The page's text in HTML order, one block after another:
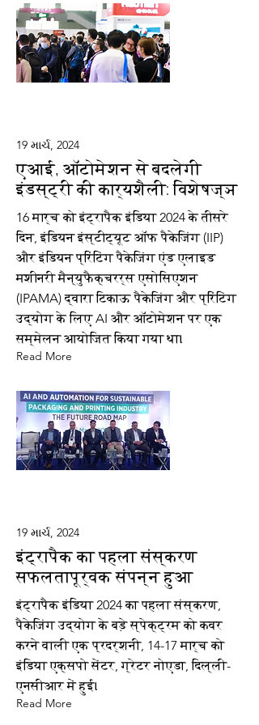
19 માર્ચ, 2024
एआई, ऑटोमेशन से बदलेगी
इंडस्ट्री की कार्यशैली: विशेषज्ञ
16 मार्च को इंट्रापैक इंडिया 2024 के तीसरे
दिन, इंडियन इंस्टीट्यूट ऑफ पैकेजिंग (IIP)
और इंडियन प्रिंटिंग पैकेजिंग एंड एलाइड
मशीनरी मैन्युफैक्चरर्स एसोसिएशन
(IPAMA) द्वारा टिकाऊ पैकेजिंग और प्रिंटिंग
उद्योग के लिए AI और ऑटोमेशन पर एक
सम्मेलन आयोजित किया गया था।
Read More
19 માર્ચ, 2024
इंट्रापैक का पहला संस्करण
सफलतापूर्वक संपन्न हुआ
इंट्रापैक इंडिया 2024 का पहला संस्करण,
पैकेजिंग उद्योग के बड़े स्पेक्ट्रम को कवर
करने वाली एक प्रदर्शनी, 14-17 मार्च को
इंडिया एक्सपो सेंटर, ग्रेटर नोएडा, दिल्ली-
एनसीआर में हुई।
Read More